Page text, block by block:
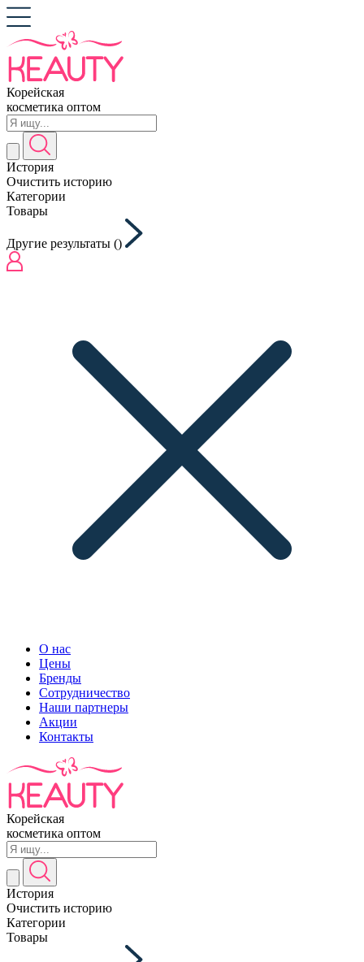
Корейская
косметика оптом
История
Очистить историю
Категории
Товары
Другие результаты ()
О нас
Цены
Бренды
Сотрудничество
Наши партнеры
Акции
Контакты
Корейская
косметика оптом
История
Очистить историю
Категории
Товары